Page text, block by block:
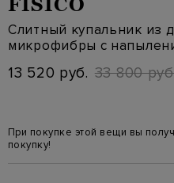
Слитный купальник из
микрофибры с
13 520 руб. 33 800
При покупке этой вещи вы
покупку!